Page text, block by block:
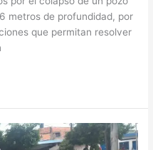
metros de profundidad, por
que permitan resolver